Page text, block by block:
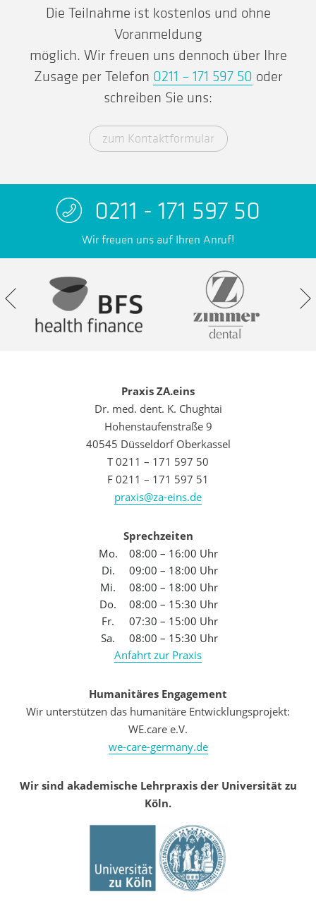
Die Teilnahme ist kostenlos und ohne
Voranmeldung
möglich. Wir freuen uns dennoch über Ihre
Zusage per Telefon 0211 – 171 597 50 oder
schreiben Sie uns:
zum Kontaktformular
0211 - 171 597 50
Wir freuen uns auf Ihren Anruf!
Praxis ZA.eins
Dr. med. dent. K. Chughtai
Hohenstaufenstraße 9
40545 Düsseldorf Oberkassel
T 0211 – 171 597 50
F 0211 – 171 597 51
praxis@za-eins.de
Sprechzeiten
Mo.
08:00 – 16:00 Uhr
Di.
09:00 – 18:00 Uhr
Mi.
08:00 – 18:00 Uhr
Do.
08:00 – 15:30 Uhr
Fr.
07:30 – 15:00 Uhr
Sa.
08:00 – 15:30 Uhr
Anfahrt zur Praxis
Humanitäres Engagement
Wir unterstützen das humanitäre Entwicklungsprojekt:
WE.care e.V.
we-care-germany.de
Wir sind akademische Lehrpraxis der Universität zu
Köln.